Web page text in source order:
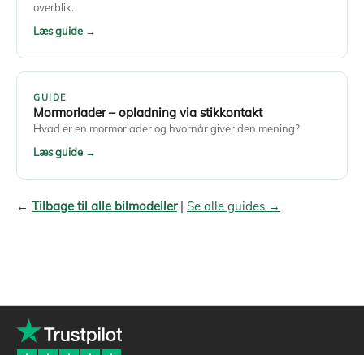
overblik.
Læs guide →
GUIDE
Mormorlader – opladning via stikkontakt
Hvad er en mormorlader og hvornår giver den mening?
Læs guide →
← Tilbage til alle bilmodeller| Se alle guides →